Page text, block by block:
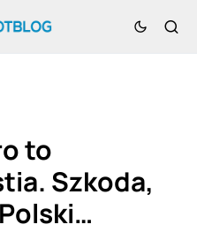
to
Szkoda,